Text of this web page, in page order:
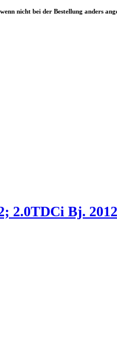
nicht bei der Bestellung anders
Bj.